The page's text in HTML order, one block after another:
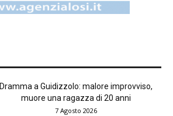
Dramma a Guidizzolo: malore improvviso,
muore una ragazza di 20 anni
7 Agosto 2026